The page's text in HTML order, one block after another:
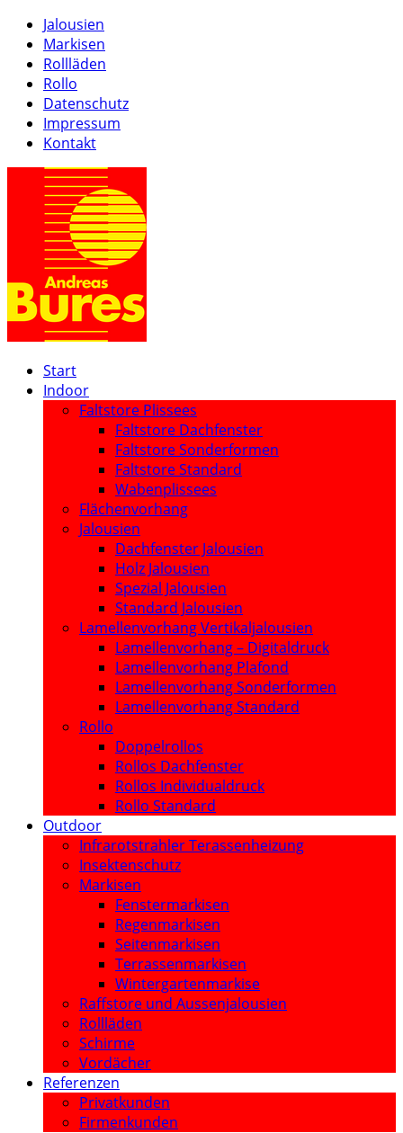
Jalousien
Markisen
Rollläden
Rollo
Datenschutz
Impressum
Kontakt
Start
Indoor
Faltstore Plissees
Faltstore Dachfenster
Faltstore Sonderformen
Faltstore Standard
Wabenplissees
Flächenvorhang
Jalousien
Dachfenster Jalousien
Holz Jalousien
Spezial Jalousien
Standard Jalousien
Lamellenvorhang Vertikaljalousien
Lamellenvorhang – Digitaldruck
Lamellenvorhang Plafond
Lamellenvorhang Sonderformen
Lamellenvorhang Standard
Rollo
Doppelrollos
Rollos Dachfenster
Rollos Individualdruck
Rollo Standard
Outdoor
Infrarotstrahler Terassenheizung
Insektenschutz
Markisen
Fenstermarkisen
Regenmarkisen
Seitenmarkisen
Terrassenmarkisen
Wintergartenmarkise
Raffstore und Aussenjalousien
Rollläden
Schirme
Vordächer
Referenzen
Privatkunden
Firmenkunden